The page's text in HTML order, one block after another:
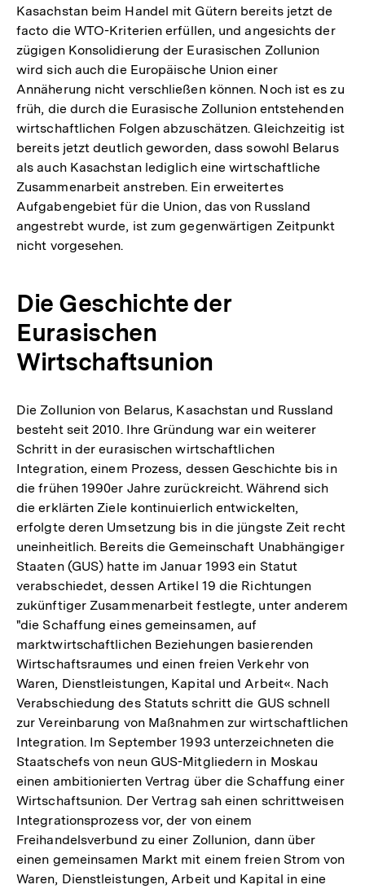
Kasachstan beim Handel mit Gütern bereits jetzt de
facto die WTO-Kriterien erfüllen, und angesichts der
zügigen Konsolidierung der Eurasischen Zollunion
wird sich auch die Europäische Union einer
Annäherung nicht verschließen können. Noch ist es zu
früh, die durch die Eurasische Zollunion entstehenden
wirtschaftlichen Folgen abzuschätzen. Gleichzeitig ist
bereits jetzt deutlich geworden, dass sowohl Belarus
als auch Kasachstan lediglich eine wirtschaftliche
Zusammenarbeit anstreben. Ein erweitertes
Aufgabengebiet für die Union, das von Russland
angestrebt wurde, ist zum gegenwärtigen Zeitpunkt
nicht vorgesehen.
Die Geschichte der
Eurasischen
Wirtschaftsunion
Die Zollunion von Belarus, Kasachstan und Russland
besteht seit 2010. Ihre Gründung war ein weiterer
Schritt in der eurasischen wirtschaftlichen
Integration, einem Prozess, dessen Geschichte bis in
die frühen 1990er Jahre zurückreicht. Während sich
die erklärten Ziele kontinuierlich entwickelten,
erfolgte deren Umsetzung bis in die jüngste Zeit recht
uneinheitlich. Bereits die Gemeinschaft Unabhängiger
Staaten (GUS) hatte im Januar 1993 ein Statut
verabschiedet, dessen Artikel 19 die Richtungen
zukünftiger Zusammenarbeit festlegte, unter anderem
"die Schaffung eines gemeinsamen, auf
marktwirtschaftlichen Beziehungen basierenden
Wirtschaftsraumes und einen freien Verkehr von
Waren, Dienstleistungen, Kapital und Arbeit«. Nach
Verabschiedung des Statuts schritt die GUS schnell
zur Vereinbarung von Maßnahmen zur wirtschaftlichen
Integration. Im September 1993 unterzeichneten die
Staatschefs von neun GUS-Mitgliedern in Moskau
einen ambitionierten Vertrag über die Schaffung einer
Wirtschaftsunion. Der Vertrag sah einen schrittweisen
Integrationsprozess vor, der von einem
Freihandelsverbund zu einer Zollunion, dann über
einen gemeinsamen Markt mit einem freien Strom von
Waren, Dienstleistungen, Arbeit und Kapital in eine